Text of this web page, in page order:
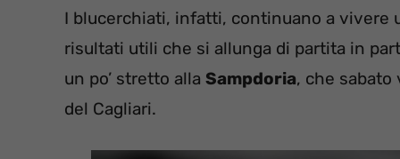
I blucerchiati, infatti, continuano a vivere
risultati utili che si allunga di partita in
un po’ stretto alla Sampdoria, che sabato
del Cagliari.